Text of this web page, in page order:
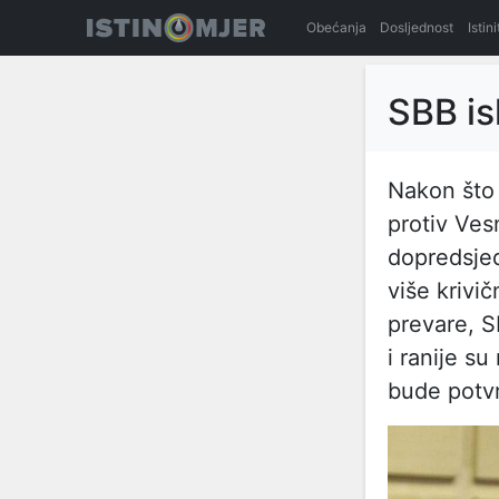
Obećanja Dosljednost
SBB
Nakon
protiv
više
prevare,
i ranije su
bude